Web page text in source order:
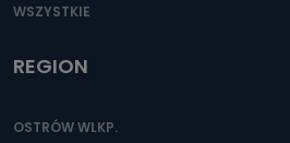
WSZYSTKIE
REGION
OSTRÓW WLKP.